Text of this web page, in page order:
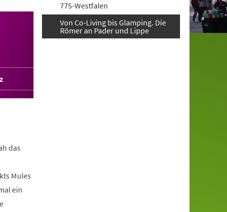
das
Mules
ein
775-Westfalen
Von Co-Living bis Glamping. Die
Römer an Pader und Lippe